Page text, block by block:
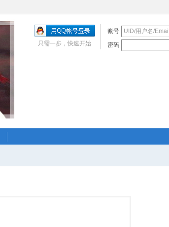
账号
密码
只需一步，快速开始